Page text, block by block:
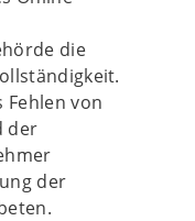
die
Fehlen von
der
der